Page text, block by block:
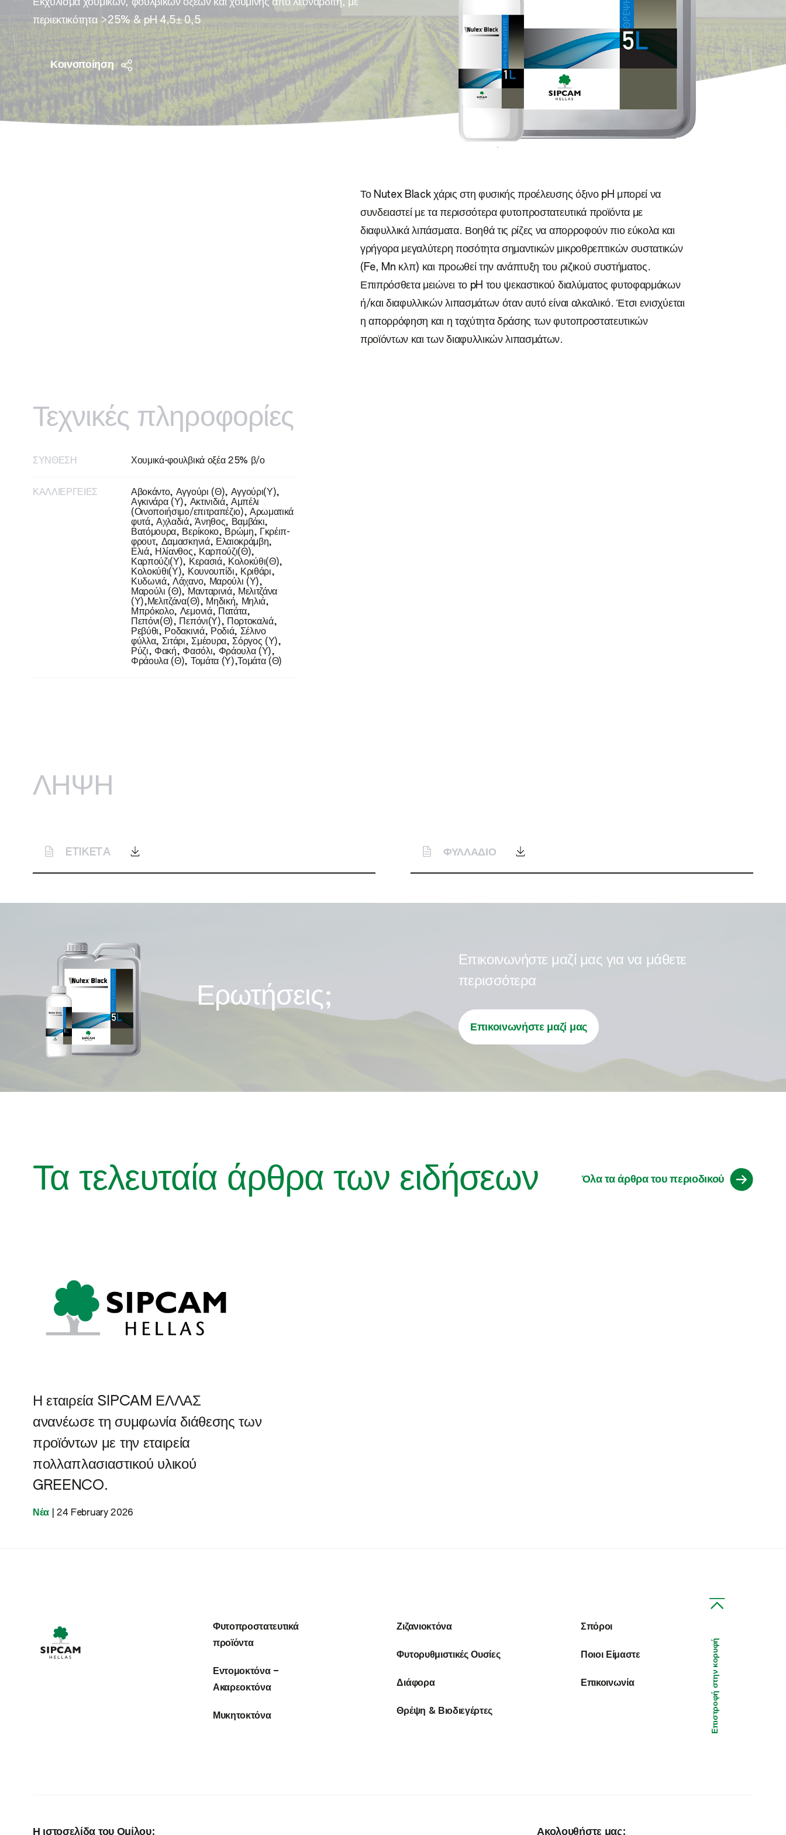
Φυτορυθμιστικές Ουσίες
Πυρηνόκαρπα
Ροδακινιά
Βερικοκιά
Κερασιά
Δαμασκηνιά
Κολοκύθι (Θ)
Καρπούζι (Υ)
Καρπούζι (Θ)
Μελιτζάνα (Υ)
Μελιτζάνα (Θ)
Μανταρινιά
Γκρέιπ-φρουτ
Εκχύλισμα χουμικών, φουλβικών οξέων και χουμίνης από λεοναρδίτη, με
περιεκτικότητα >25% & pH 4,5± 0,5
Κοινοποίηση
Το Nutex Black χάρις στη φυσικής προέλευσης όξινο pH μπορεί να
συνδειαστεί με τα περισσότερα φυτοπροστατευτικά προϊόντα με
διαφυλλικά λιπάσματα. Βοηθά τις ρίζες να απορροφούν πιο εύκολα και
γρήγορα μεγαλύτερη ποσότητα σημαντικών μικροθρεπτικών συστατικών
(Fe, Mn κλπ) και προωθεί την ανάπτυξη του ριζικού συστήματος.
Επιπρόσθετα μειώνει το pH του ψεκαστικού διαλύματος φυτοφαρμάκων
ή/και διαφυλλικών λιπασμάτων όταν αυτό είναι αλκαλικό. Έτσι ενισχύεται
η απορρόφηση και η ταχύτητα δράσης των φυτοπροστατευτικών
προϊόντων και των διαφυλλικών λιπασμάτων.
Τεχνικές πληροφορίες
ΣΎΝΘΕΣΗ Χουμικά-φουλβικά οξέα 25% β/ο
ΚΑΛΛΙΈΡΓΕΙΕΣ
Αβοκάντο, Αγγούρι (Θ), Αγγούρι(Υ),
Αγκινάρα (Υ), Ακτινιδιά, Αμπέλι
(Οινοποιήσιμο/επιτραπέζιο), Αρωματικά
φυτά, Αχλαδιά, Άνηθος, Βαμβάκι,
Βατόμουρα, Βερίκοκο, Βρώμη, Γκρέιπ-
φρουτ, Δαμασκηνιά, Ελαιοκράμβη,
Ελιά, Ηλίανθος, Καρπούζι(Θ),
Καρπούζι(Υ), Κερασιά, Κολοκύθι(Θ),
Κολοκύθι(Υ), Κουνουπίδι, Κριθάρι,
Κυδωνιά, Λάχανο, Μαρούλι (Υ),
Μαρούλι (Θ), Μανταρινιά, Μελιτζάνα
(Υ),Μελιτζάνα(Θ), Μηδική, Μηλιά,
Μπρόκολο, Λεμονιά, Πατάτα,
Πεπόνι(Θ), Πεπόνι(Υ), Πορτοκαλιά,
Ρεβύθι, Ροδακινιά, Ροδιά, Σέλινο
φύλλα, Σιτάρι, Σμέουρα, Σόργος (Υ),
Ρύζι, Φακή, Φασόλι, Φράουλα (Υ),
Φράουλα (Θ), Τομάτα (Υ),Τομάτα (Θ)
ΛΗΨΗ
ETIKETA ΦΥΛΛΑΔΙΟ
Ερωτήσεις;
Επικοινωνήστε μαζί μας για να μάθετε
περισσότερα
Επικοινωνήστε μαζί μας
Τα τελευταία άρθρα των ειδήσεων Όλα τα άρθρα του περιοδικού
Η εταιρεία SIPCAM ΕΛΛΑΣ
ανανέωσε τη συμφωνία διάθεσης των
προϊόντων με την εταιρεία
πολλαπλασιαστικού υλικού
GREENCO.
Νέα |24 February 2026
Φυτοπροστατευτικά
προϊόντα
Εντομοκτόνα –
Ακαρεοκτόνα
Μυκητοκτόνα
Ζιζανιοκτόνα
Φυτορυθμιστικές Ουσίες
Διάφορα
Θρέψη & Βιοδιεγέρτες
Σπόροι
Ποιοι Είμαστε
Επικοινωνία Επιστροφή στην κορυφή
Η ιστοσελίδα του Ομίλου: Ακολουθήστε μας: